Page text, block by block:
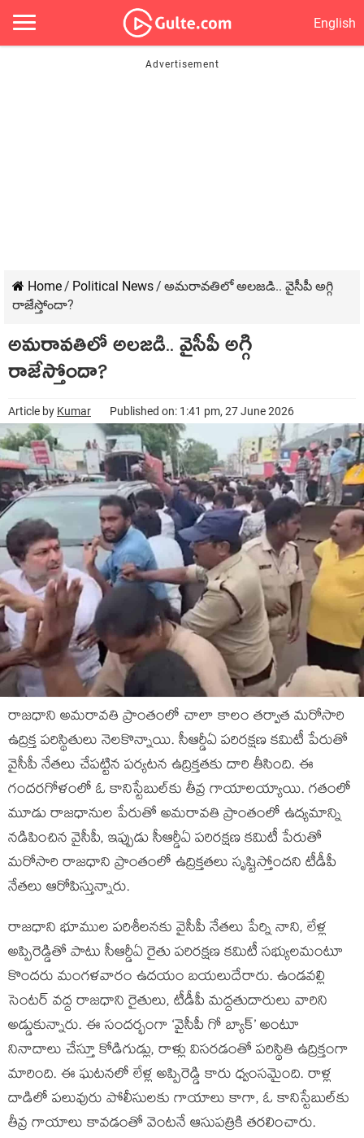
English
Home/ Political News/ అమరావతిలో అలజడి.. వైసీపీ అగ్గి
రాజేస్తోందా?
అమరావతిలో అలజడి.. వైసీపీ అగ్గి
రాజేస్తోందా?
Article by Kumar Published on: 1:41 pm, 27 June 2026
రాజధాని అమరావతి ప్రాంతంలో చాలా కాలం తర్వాత మరోసారి
ఉద్రిక్త పరిస్థితులు నెలకొన్నాయి. సీఆర్డీఏ పరిరక్షణ కమిటీ పేరుతో
వైసీపీ నేతలు చేపట్టిన పర్యటన ఉద్రిక్తతకు దారి తీసింది. ఈ
గందరగోళంలో ఓ కానిస్టేబుల్‌కు తీవ్ర గాయాలయ్యాయి. గతంలో
మూడు రాజధానుల పేరుతో అమరావతి ప్రాంతంలో ఉద్యమాన్ని
నడిపించిన వైసీపీ, ఇప్పుడు సీఆర్డీఏ పరిరక్షణ కమిటీ పేరుతో
మరోసారి రాజధాని ప్రాంతంలో ఉద్రిక్తతలు సృష్టిస్తోందని టీడీపీ
నేతలు ఆరోపిస్తున్నారు.
రాజధాని భూముల పరిశీలనకు వైసీపీ నేతలు పేర్ని నాని, లేళ్ల
అప్పిరెడ్డితో పాటు సీఆర్డీఏ రైతు పరిరక్షణ కమిటీ సభ్యులమంటూ
కొందరు మంగళవారం ఉదయం బయలుదేరారు. ఉండవల్లి
సెంటర్ వద్ద రాజధాని రైతులు, టీడీపీ మద్దతుదారులు వారిని
అడ్డుకున్నారు. ఈ సందర్భంగా ‘వైసీపీ గో బ్యాక్’ అంటూ
నినాదాలు చేస్తూ కోడిగుడ్లు, రాళ్లు విసరడంతో పరిస్థితి ఉద్రిక్తంగా
మారింది. ఈ ఘటనలో లేళ్ల అప్పిరెడ్డి కారు ధ్వంసమైంది. రాళ్ల
దాడిలో పలువురు పోలీసులకు గాయాలు కాగా, ఓ కానిస్టేబుల్‌కు
తీవ్ర గాయాలు కావడంతో వెంటనే ఆసుపత్రికి తరలించారు.